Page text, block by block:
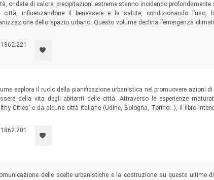
ondate di calore, precipitazioni estreme stanno incidendo
città, influenzandone il benessere e la salute, condizionando l’uso,
dello spazio urbano. Questo volume declina l’emergenza
insediativi e delle comunità, alle relazioni tra urbanistica e salute e al
opportunità, strategie e processi virtuosi per la formulazione di
esplora il ruolo della pianificazione urbanistica nel promuovere azioni
della vita degli abitanti delle città. Attraverso le esperienze
Cities” e da alcune città italiane (Udine, Bologna, Torino…), il libro
strumenti operativi e valutativi, il coinvolgimento delle comunità locali...
di riferimento per orientare il piano urbanistico verso modelli urbani più
delle scelte urbanistiche e la costruzione su queste ultime